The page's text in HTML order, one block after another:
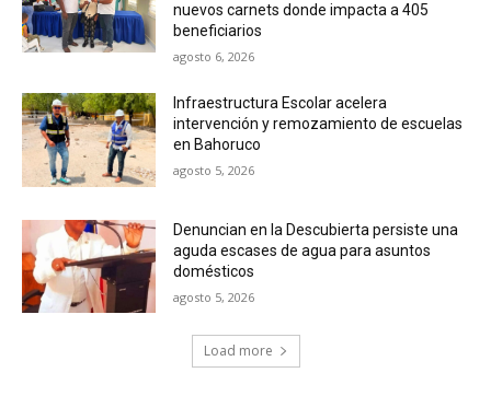
nuevos carnets donde impacta a 405
beneficiarios
agosto 6, 2026
Infraestructura Escolar acelera
intervención y remozamiento de escuelas
en Bahoruco
agosto 5, 2026
Denuncian en la Descubierta persiste una
aguda escases de agua para asuntos
domésticos
agosto 5, 2026
Load more